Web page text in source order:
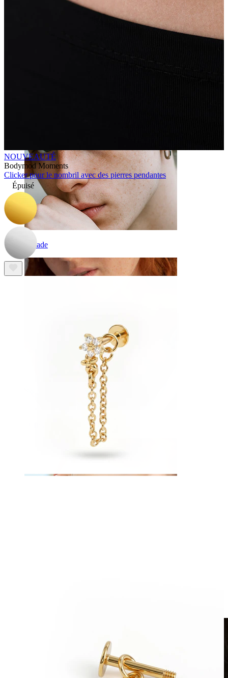
Arcade
NOUVEAUTÉ
Bodymod Moments
Clicker pour le nombril avec des pierres pendantes
Épuisé